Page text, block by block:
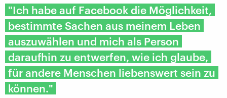
"Ich habe auf Facebook die Möglichkeit,
bestimmte Sachen aus meinem Leben
auszuwählen und mich als Person
daraufhin zu entwerfen, wie ich glaube,
für andere Menschen liebenswert sein zu
können."